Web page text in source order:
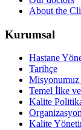
About the
Kurumsal
Hastane
Tarihçe
Temel İlke
Kalite
Kalite